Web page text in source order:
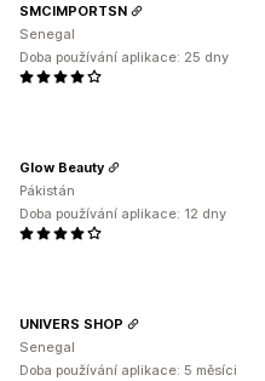
SMCIMPORTSN
Senegal
Doba používání aplikace: 25 dny
Glow Beauty
Pákistán
Doba používání aplikace: 12 dny
UNIVERS SHOP
Senegal
Doba používání aplikace: 5 měsíci